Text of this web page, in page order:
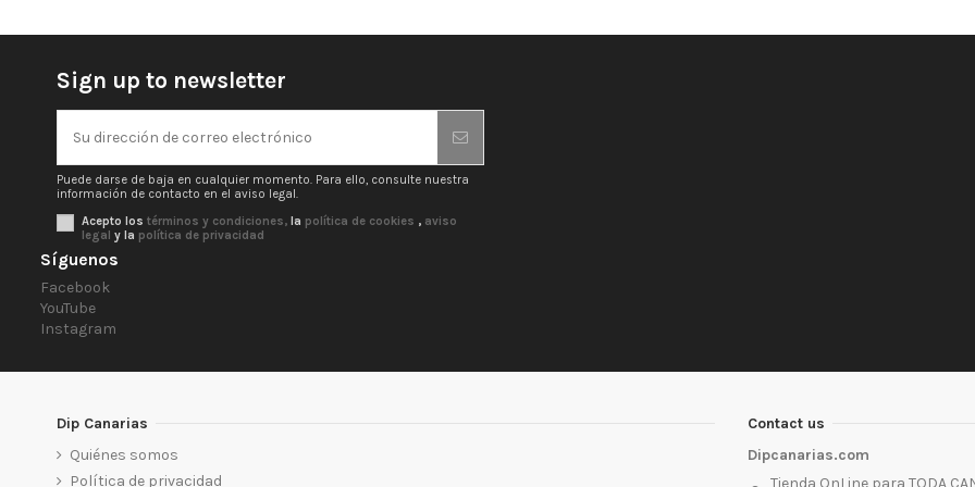
Sign up to newsletter
Puede darse de baja en cualquier momento. Para ello, consulte nuestra
información de contacto en el aviso legal.
Acepto los términos y condiciones, la política de cookies , aviso
legal y la política de privacidad
Síguenos
Facebook
YouTube
Instagram
Dip Canarias
Quiénes somos
Política de privacidad
Contact us
Dipcanarias.com
Tienda OnLine para TODA